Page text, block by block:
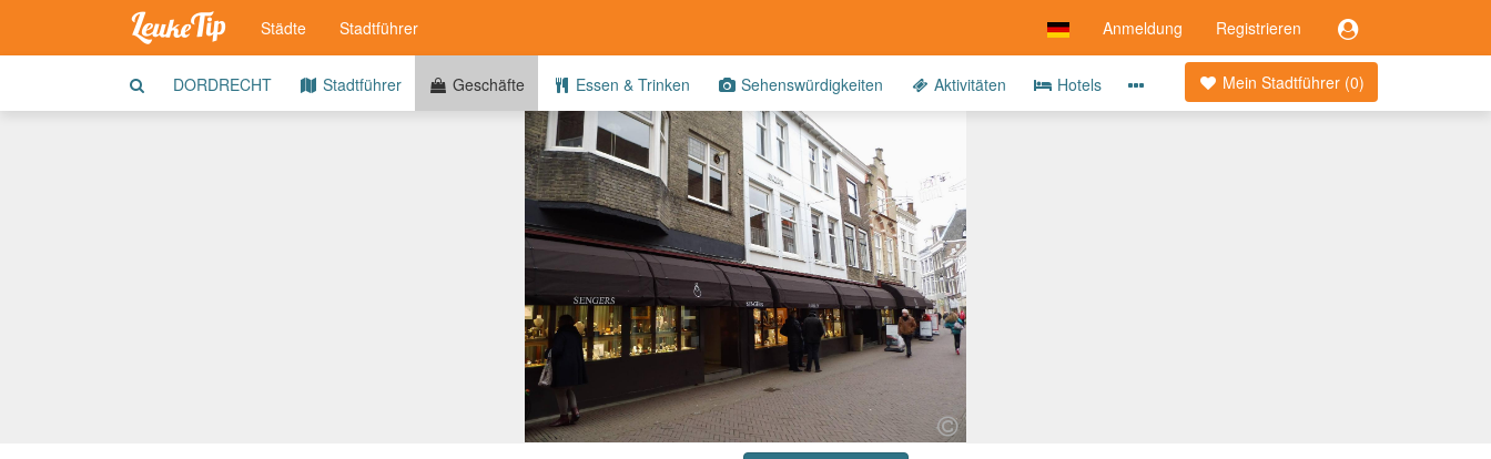
Anmeldung Registrieren
Städte Stadtführer
Mein Stadtführer (0)
DORDRECHT Stadtführer Geschäfte Essen & Trinken Sehenswürdigkeiten Aktivitäten Hotels